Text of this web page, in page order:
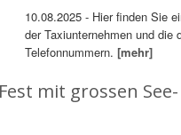
10.08.2025 - Hier finden Sie
der Taxiunternehmen und die
Telefonnummern.[mehr]
mit grossen See-